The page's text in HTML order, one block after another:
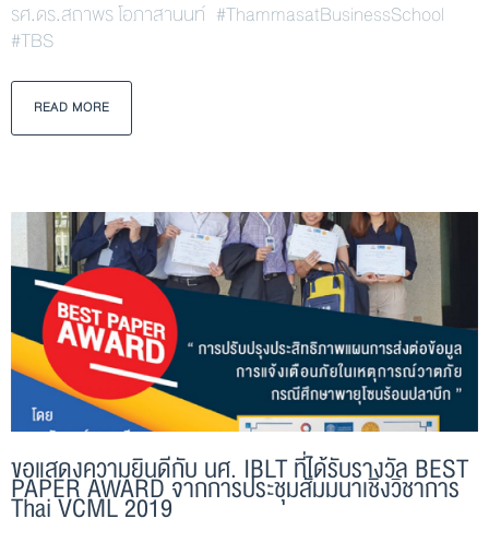
รศ.ดร.สถาพร โอภาสานนท์ #ThammasatBusinessSchool
#TBS
READ MORE
ขอแสดงความยินดีกับ นศ. IBLT ที่ได้รับรางวัล BEST
PAPER AWARD จากการประชุมสัมมนาเชิงวิชาการ
Thai VCML 2019